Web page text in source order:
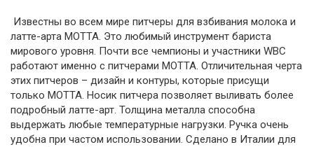
Известны во всем мире питчеры для взбивания молока и
латте-арта МОТТА. Это любимый инструмент бариста
мирового уровня. Почти все чемпионы и участники WBC
работают именно с питчерами МОТТА. Отличительная черта
этих питчеров – дизайн и контуры, которые присущи
только МОТТА. Носик питчера позволяет выливать более
подробный латте-арт. Толщина металла способна
выдержать любые температурные нагрузки. Ручка очень
удобна при частом использовании. Сделано в Италии для